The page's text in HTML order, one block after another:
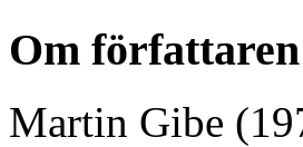
Om författaren
Martin Gibe